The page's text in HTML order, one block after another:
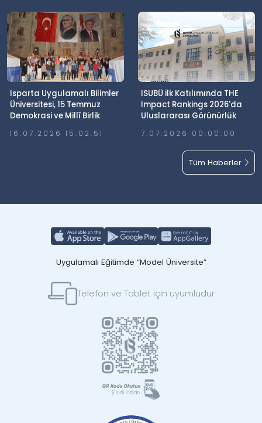
Isparta Uygulamalı Bilimler
Üniversitesi, 15 Temmuz
Demokrasi ve Millî Birlik
16.07.2026 15:02:51
ISUBÜ İlk Katılımında THE
Impact Rankings 2026'da
Uluslararası Görünürlük
7.07.2026 00:00:00
Tüm Haberler
Uygulamalı Eğitimde “Model Üniversite”
Telefon ve Tablet için uyumludur